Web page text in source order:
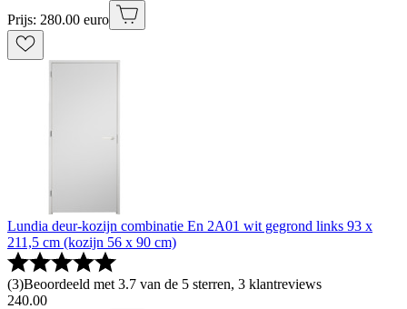
Prijs: 280.00 euro
Lundia deur-kozijn combinatie En 2A01 wit gegrond links 93 x
211,5 cm (kozijn 56 x 90 cm)
(3)Beoordeeld met 3.7 van de 5 sterren, 3 klantreviews
240.00